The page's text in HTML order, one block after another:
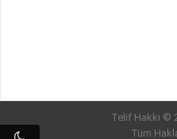
Telif Hakkı ©
Tüm